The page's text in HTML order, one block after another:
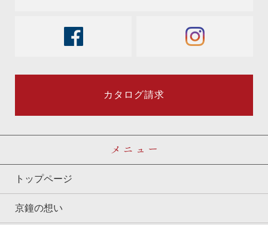
instagram
カタログ請求
トップページ
京鐘の想い